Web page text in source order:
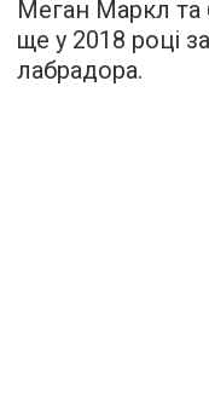
Меган Маркл та
ще у 2018 році
лабрадора.